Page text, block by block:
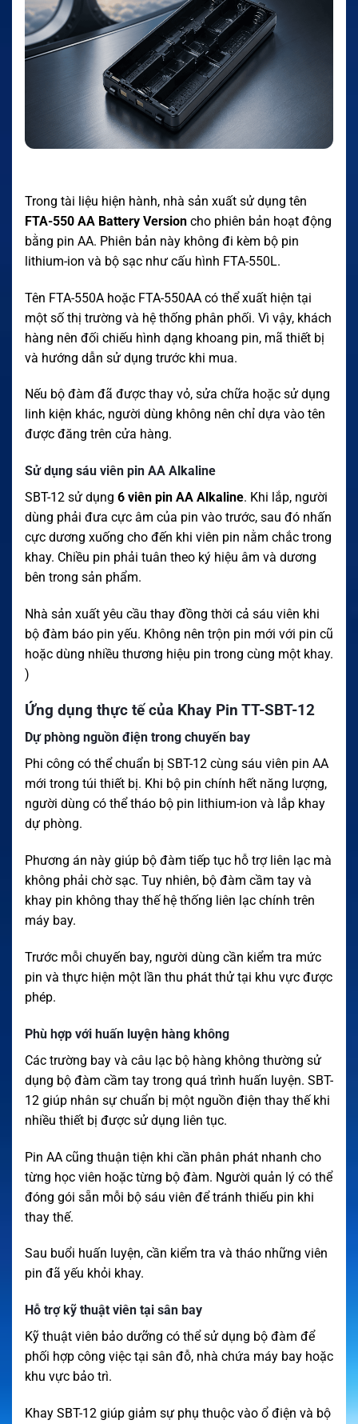
Trong tài liệu hiện hành, nhà sản xuất sử dụng tên
FTA-550 AA Battery Version cho phiên bản hoạt động
bằng pin AA. Phiên bản này không đi kèm bộ pin
lithium-ion và bộ sạc như cấu hình FTA-550L.
Tên FTA-550A hoặc FTA-550AA có thể xuất hiện tại
một số thị trường và hệ thống phân phối. Vì vậy, khách
hàng nên đối chiếu hình dạng khoang pin, mã thiết bị
và hướng dẫn sử dụng trước khi mua.
Nếu bộ đàm đã được thay vỏ, sửa chữa hoặc sử dụng
linh kiện khác, người dùng không nên chỉ dựa vào tên
được đăng trên cửa hàng.
Sử dụng sáu viên pin AA Alkaline
SBT-12 sử dụng 6 viên pin AA Alkaline. Khi lắp, người
dùng phải đưa cực âm của pin vào trước, sau đó nhấn
cực dương xuống cho đến khi viên pin nằm chắc trong
khay. Chiều pin phải tuân theo ký hiệu âm và dương
bên trong sản phẩm.
Nhà sản xuất yêu cầu thay đồng thời cả sáu viên khi
bộ đàm báo pin yếu. Không nên trộn pin mới với pin cũ
hoặc dùng nhiều thương hiệu pin trong cùng một khay.
)
Ứng dụng thực tế của Khay Pin TT-SBT-12
Dự phòng nguồn điện trong chuyến bay
Phi công có thể chuẩn bị SBT-12 cùng sáu viên pin AA
mới trong túi thiết bị. Khi bộ pin chính hết năng lượng,
người dùng có thể tháo bộ pin lithium-ion và lắp khay
dự phòng.
Phương án này giúp bộ đàm tiếp tục hỗ trợ liên lạc mà
không phải chờ sạc. Tuy nhiên, bộ đàm cầm tay và
khay pin không thay thế hệ thống liên lạc chính trên
máy bay.
Trước mỗi chuyến bay, người dùng cần kiểm tra mức
pin và thực hiện một lần thu phát thử tại khu vực được
phép.
Phù hợp với huấn luyện hàng không
Các trường bay và câu lạc bộ hàng không thường sử
dụng bộ đàm cầm tay trong quá trình huấn luyện. SBT-
12 giúp nhân sự chuẩn bị một nguồn điện thay thế khi
nhiều thiết bị được sử dụng liên tục.
Pin AA cũng thuận tiện khi cần phân phát nhanh cho
từng học viên hoặc từng bộ đàm. Người quản lý có thể
đóng gói sẵn mỗi bộ sáu viên để tránh thiếu pin khi
thay thế.
Sau buổi huấn luyện, cần kiểm tra và tháo những viên
pin đã yếu khỏi khay.
Hỗ trợ kỹ thuật viên tại sân bay
Kỹ thuật viên bảo dưỡng có thể sử dụng bộ đàm để
phối hợp công việc tại sân đỗ, nhà chứa máy bay hoặc
khu vực bảo trì.
Khay SBT-12 giúp giảm sự phụ thuộc vào ổ điện và bộ